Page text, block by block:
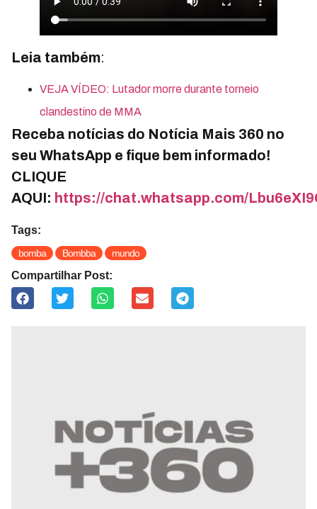
Leia também:
VEJA VÍDEO: Lutador morre durante torneio
clandestino de MMA
Receba notícias do Notícia Mais 360 no
seu WhatsApp e fique bem informado!
CLIQUE
AQUI: https://chat.whatsapp.com/
Tags:
bomba Bombba mundo
Compartilhar Post: